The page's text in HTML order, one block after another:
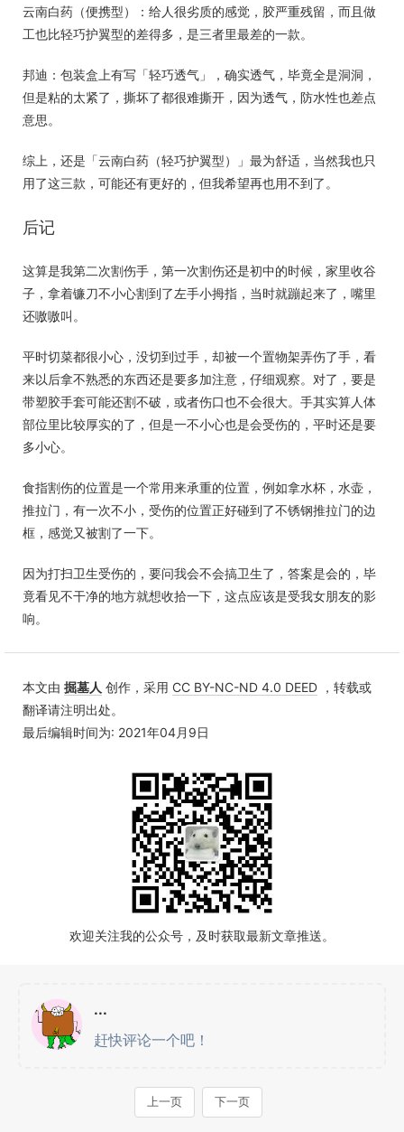
云南白药（便携型）：给人很劣质的感觉，胶严重残留，而且做
工也比轻巧护翼型的差得多，是三者里最差的一款。
邦迪：包装盒上有写「轻巧透气」，确实透气，毕竟全是洞洞，
但是粘的太紧了，撕坏了都很难撕开，因为透气，防水性也差点
意思。
综上，还是「云南白药（轻巧护翼型）」最为舒适，当然我也只
用了这三款，可能还有更好的，但我希望再也用不到了。
后记
这算是我第二次割伤手，第一次割伤还是初中的时候，家里收谷
子，拿着镰刀不小心割到了左手小拇指，当时就蹦起来了，嘴里
还嗷嗷叫。
平时切菜都很小心，没切到过手，却被一个置物架弄伤了手，看
来以后拿不熟悉的东西还是要多加注意，仔细观察。对了，要是
带塑胶手套可能还割不破，或者伤口也不会很大。手其实算人体
部位里比较厚实的了，但是一不小心也是会受伤的，平时还是要
多小心。
食指割伤的位置是一个常用来承重的位置，例如拿水杯，水壶，
推拉门，有一次不小，受伤的位置正好碰到了不锈钢推拉门的边
框，感觉又被割了一下。
因为打扫卫生受伤的，要问我会不会搞卫生了，答案是会的，毕
竟看见不干净的地方就想收拾一下，这点应该是受我女朋友的影
响。
本文由 掘墓人 创作，采用 CC BY-NC-ND 4.0 DEED ，转载或
翻译请注明出处。
最后编辑时间为: 2021年04月9日
欢迎关注我的公众号，及时获取最新文章推送。